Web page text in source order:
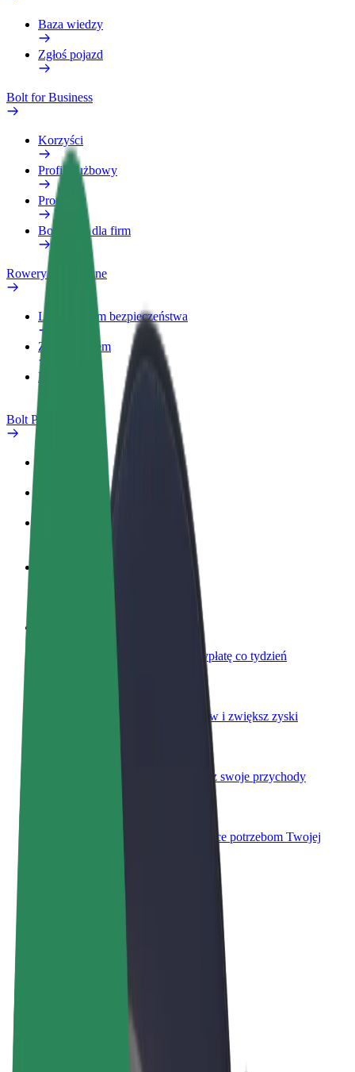
Baza wiedzy
Zgłoś pojazd
Bolt for Business
Korzyści
Profil służbowy
Produkty
Bolt Food dla firm
Rowery elektryczne
Laboratorium bezpieczeństwa
Zgłoś problem
Baza wiedzy
Bolt Plus
Dostarczaj jedzenie i otrzymuj wypłatę co tydzień
Dotrzyj do większej liczby klientów i zwiększ zyski
Zarejestruj się jako właściciel floty
Dodaj swoją flotę do Bolt i zwiększ swoje przychody
Produkty i usługi Bolt odpowiadające potrzebom Twojej